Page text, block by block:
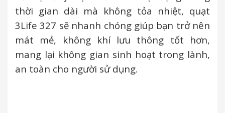
thời gian dài mà không tỏa nhiệt, quạt
3Life 327 sẽ nhanh chóng giúp bạn trở nên
mát mẻ, không khí lưu thông tốt hơn,
mang lại không gian sinh hoạt trong lành,
an toàn cho người sử dụng.